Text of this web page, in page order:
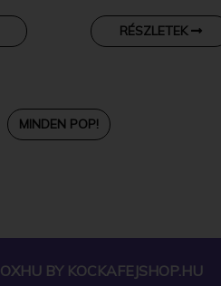
RÉSZLETEK
MINDEN POP!
BY KOCKAFEJSHOP.HU